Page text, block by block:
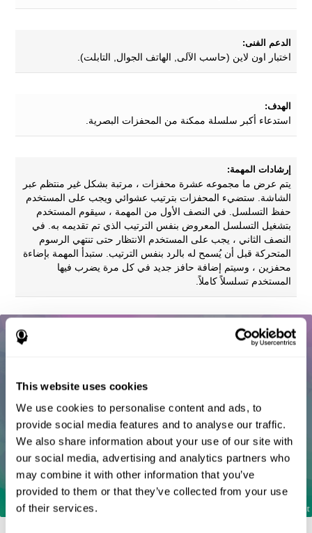
This website uses cookies
We use cookies to personalise content and ads, to
provide social media features and to analyse our traffic.
We also share information about your use of our site with
our social media, advertising and analytics partners who
may combine it with other information that you’ve
provided to them or that they’ve collected from your use
of their services.
الدعم الفنى:
اختبار اون لاين (حاسب الآلى, الهاتف الجوال, التابلت).
الهدف:
استدعاء أكبر سلسلة ممكنة من المحفزات البصرية.
إرشادات المهمة:
يتم عرض ما مجموعه عشرة محفزات ، مرتبة بشكل غير منتظم عبر
الشاشة. ستضيء المحفزات بترتيب عشوائي ويجب على المستخدم
حفظ التسلسل. في النصف الأول من المهمة ، سيقوم المستخدم
بتشغيل التسلسل المعروض بنفس الترتيب الذي تم تقديمه به. في
النصف الثاني ، يجب على المستخدم الانتظار حتى تنتهي الرسوم
المتحركة قبل أن يُسمح له بالرد بنفس الترتيب. ستبدأ المهمة بإضاءة
محفزين ، وسيتم إضافة حافز جديد في كل مرة يضرب فيها
المستخدم تسلسلاً كاملاً.